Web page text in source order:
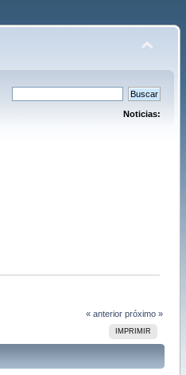
Noticias:
« anterior próximo »
IMPRIMIR